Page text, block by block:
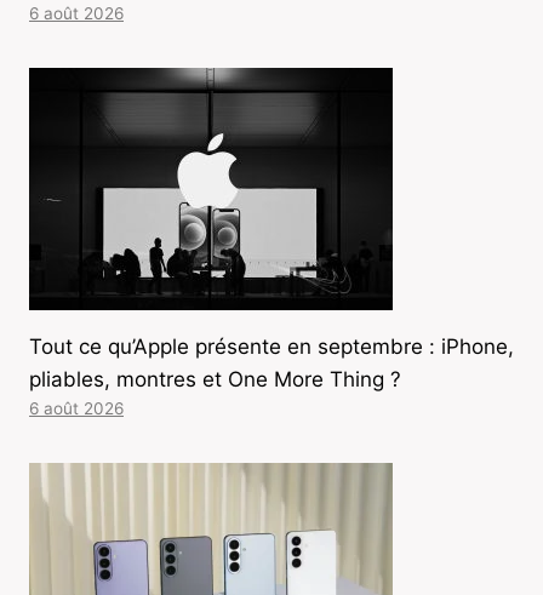
6 août 2026
Tout ce qu’Apple présente en septembre : iPhone,
pliables, montres et One More Thing ?
6 août 2026